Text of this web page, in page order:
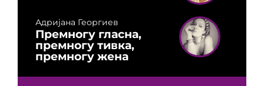
Адријана Георгиев
Премногу гласна,
премногу тивка,
премногу жена